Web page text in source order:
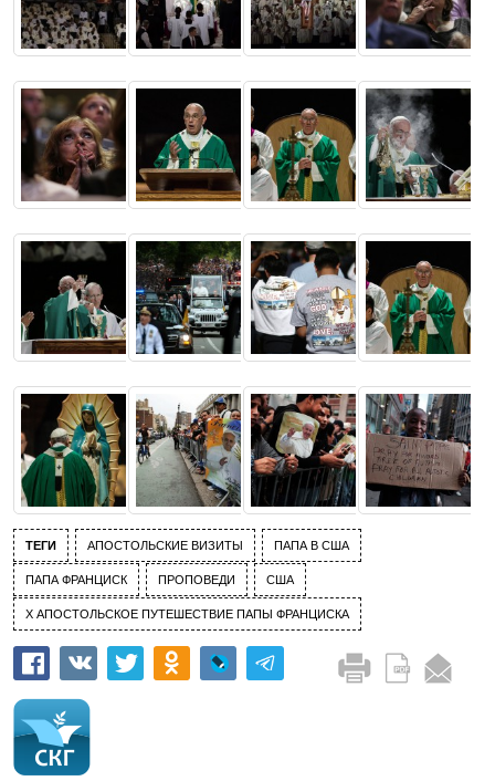
ТЕГИ АПОСТОЛЬСКИЕ ВИЗИТЫ ПАПА В США
ПАПА ФРАНЦИСК ПРОПОВЕДИ США
Х АПОСТОЛЬСКОЕ ПУТЕШЕСТВИЕ ПАПЫ ФРАНЦИСКА